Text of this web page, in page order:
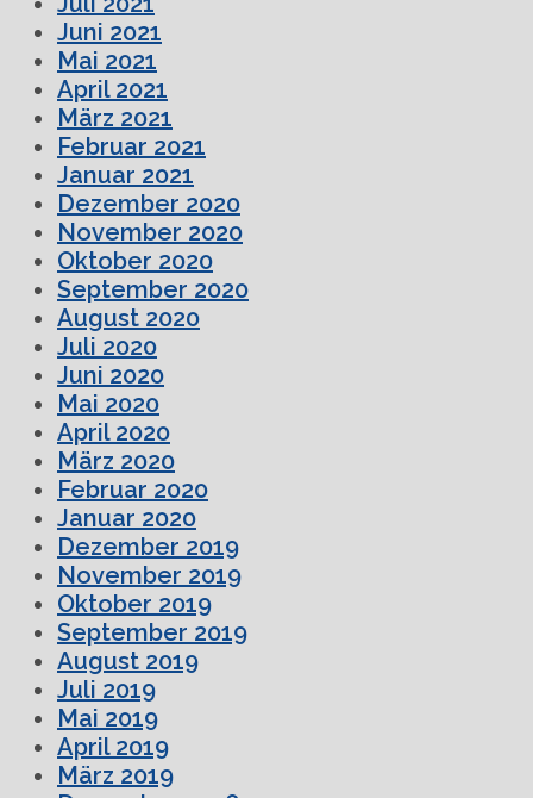
Juni 2021
Mai 2021
April 2021
März 2021
Februar 2021
Januar 2021
Dezember 2020
November 2020
Oktober 2020
September 2020
August 2020
Juli 2020
Juni 2020
Mai 2020
April 2020
März 2020
Februar 2020
Januar 2020
Dezember 2019
November 2019
Oktober 2019
September 2019
August 2019
Juli 2019
Mai 2019
April 2019
März 2019